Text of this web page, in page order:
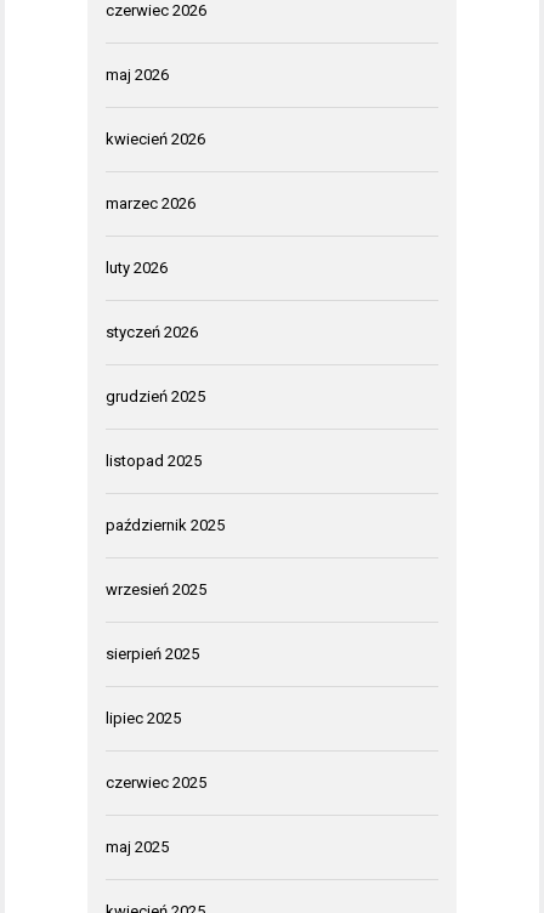
czerwiec 2026
maj 2026
kwiecień 2026
marzec 2026
luty 2026
styczeń 2026
grudzień 2025
listopad 2025
październik 2025
wrzesień 2025
sierpień 2025
lipiec 2025
czerwiec 2025
maj 2025